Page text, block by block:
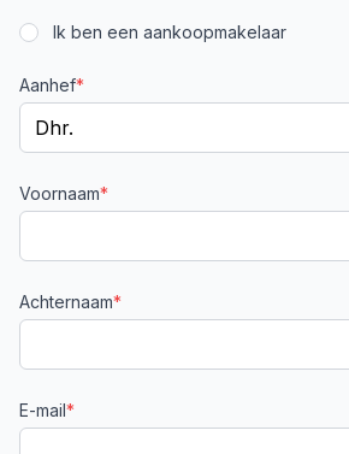
Ik ben een aankoopmakelaar
Aanhef*
Voornaam*
Achternaam*
E-mail*